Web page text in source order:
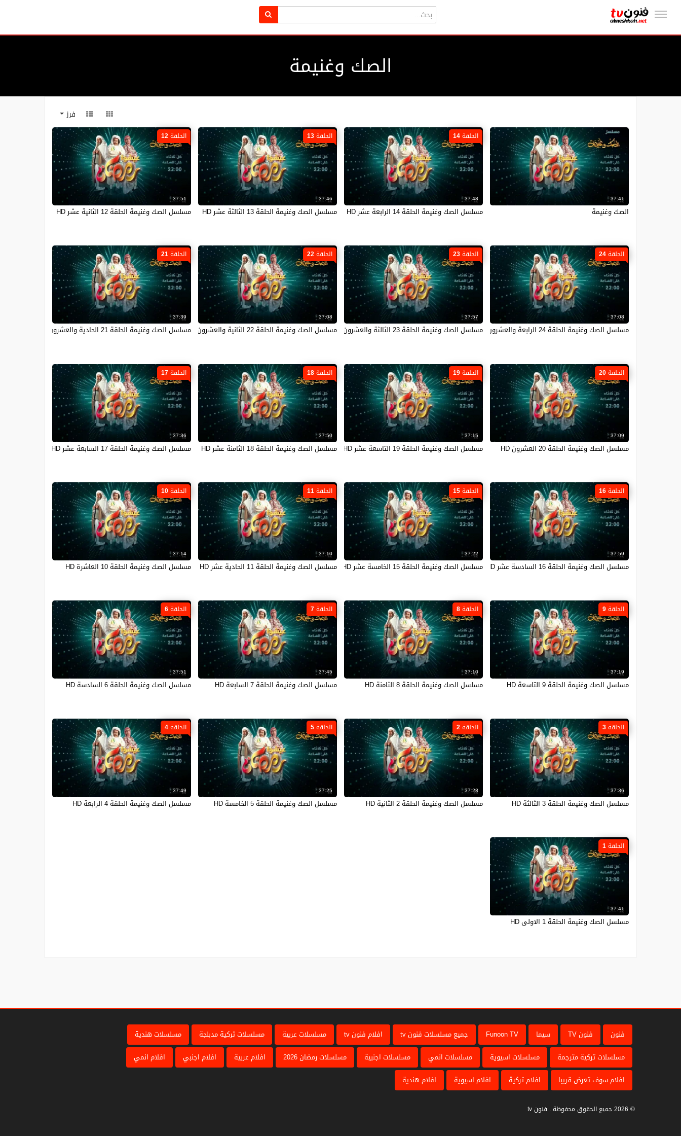
الصك وغنيمة
فرز
37:41
الصك وغنيمة
37:48
الحلقة 14
مسلسل الصك وغنيمة الحلقة 14 الرابعة عشر HD
37:46
الحلقة 13
مسلسل الصك وغنيمة الحلقة 13 الثالثة عشر HD
37:51
الحلقة 12
مسلسل الصك وغنيمة الحلقة 12 الثانية عشر HD
37:08
الحلقة 24
مسلسل الصك وغنيمة الحلقة 24 الرابعة والعشرون HD
37:57
الحلقة 23
مسلسل الصك وغنيمة الحلقة 23 الثالثة والعشرون HD
37:08
الحلقة 22
مسلسل الصك وغنيمة الحلقة 22 الثانية والعشرون HD
37:39
الحلقة 21
مسلسل الصك وغنيمة الحلقة 21 الحادية والعشرون HD
37:09
الحلقة 20
مسلسل الصك وغنيمة الحلقة 20 العشرون HD
37:15
الحلقة 19
مسلسل الصك وغنيمة الحلقة 19 التاسعة عشر HD
37:50
الحلقة 18
مسلسل الصك وغنيمة الحلقة 18 الثامنة عشر HD
37:36
الحلقة 17
مسلسل الصك وغنيمة الحلقة 17 السابعة عشر HD
37:59
الحلقة 16
مسلسل الصك وغنيمة الحلقة 16 السادسة عشر HD
37:22
الحلقة 15
مسلسل الصك وغنيمة الحلقة 15 الخامسة عشر HD
37:10
الحلقة 11
مسلسل الصك وغنيمة الحلقة 11 الحادية عشر HD
37:14
الحلقة 10
مسلسل الصك وغنيمة الحلقة 10 العاشرة HD
37:19
الحلقة 9
مسلسل الصك وغنيمة الحلقة 9 التاسعة HD
37:10
الحلقة 8
مسلسل الصك وغنيمة الحلقة 8 الثامنة HD
37:45
الحلقة 7
مسلسل الصك وغنيمة الحلقة 7 السابعة HD
37:51
الحلقة 6
مسلسل الصك وغنيمة الحلقة 6 السادسة HD
37:36
الحلقة 3
مسلسل الصك وغنيمة الحلقة 3 الثالثة HD
37:28
الحلقة 2
مسلسل الصك وغنيمة الحلقة 2 الثانية HD
37:25
الحلقة 5
مسلسل الصك وغنيمة الحلقة 5 الخامسة HD
37:49
الحلقة 4
مسلسل الصك وغنيمة الحلقة 4 الرابعة HD
37:41
الحلقة 1
مسلسل الصك وغنيمة الحلقة 1 الاولى HD
فنون فنون TV سيما Funoon TV جميع مسلسلات فنون tv افلام فنون tv مسلسلات عربية مسلسلات تركية مدبلجة
مسلسلات هندية
مسلسلات تركية مترجمة
مسلسلات اسيوية مسلسلات انمي مسلسلات اجنبية مسلسلات رمضان 2026 افلام عربية افلام اجنبي
افلام انمي
افلام سوف تعرض قريبا
افلام تركية افلام اسيوية افلام هندية
© 2026 جميع الحقوق محفوظة . فنون tv